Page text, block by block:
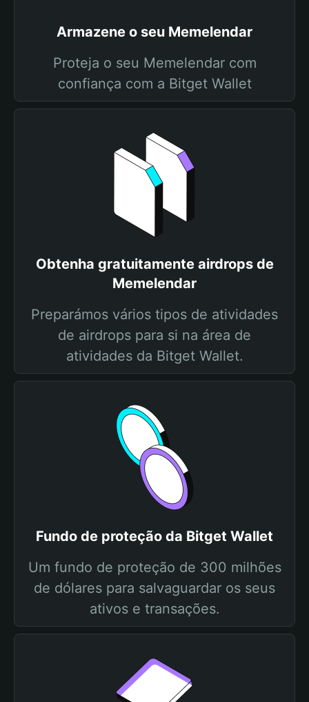
Armazene o seu Memelendar
Proteja o seu Memelendar com
confiança com a Bitget Wallet
Obtenha gratuitamente airdrops de
Memelendar
Preparámos vários tipos de atividades
de airdrops para si na área de
atividades da Bitget Wallet.
Fundo de proteção da Bitget Wallet
Um fundo de proteção de 300 milhões
de dólares para salvaguardar os seus
ativos e transações.